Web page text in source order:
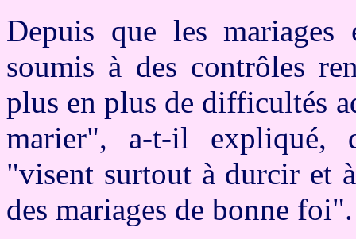
Depuis que les mariages
soumis à des contrôles
plus en plus de difficultés
marier", a-t-il expliqué,
"visent surtout à durcir et
des mariages de bonne foi".